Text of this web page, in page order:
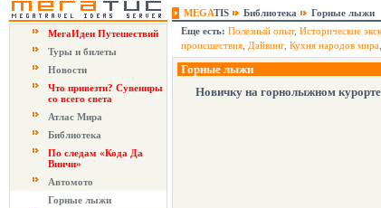
MEGATIS Библиотека
Горные лыжи
МегаИдеи Путешествий
Туры и билеты
Новости
Что привезти? Сувениры
со всего света
Атлас Мира
Библиотека
По следам «Кода Да
Винчи»
Автомото
Горные лыжи
Еще есть: Полезный опыт, Исторические
происшествия Дайвинг, Кухня народов мира
Горные лыжи
Новичку на горнолыжном